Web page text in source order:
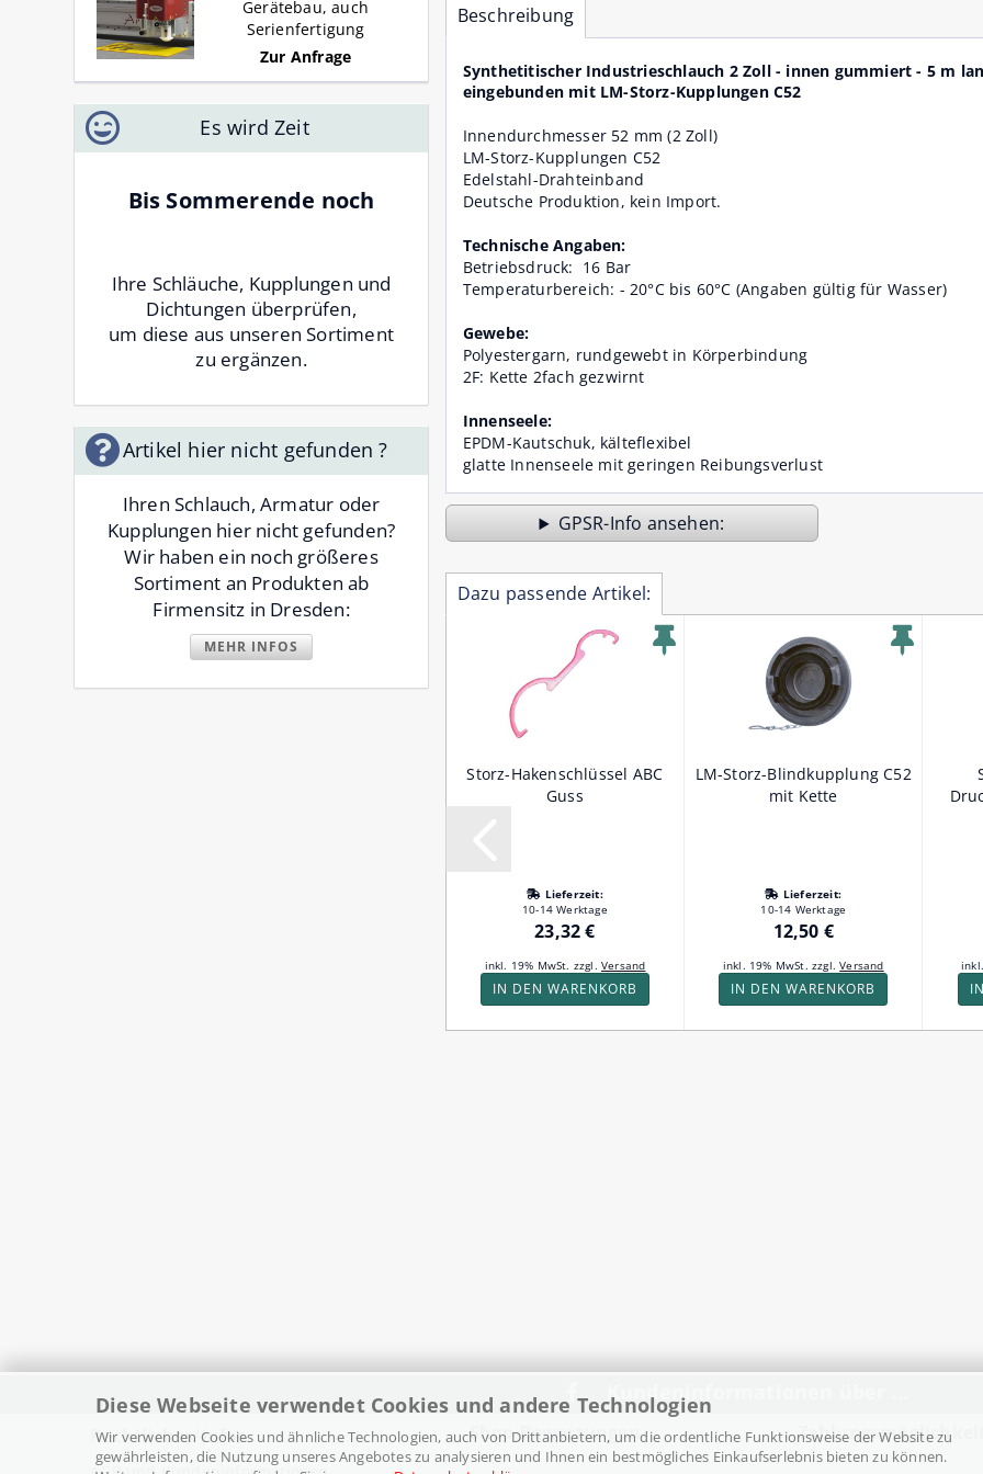
Diese Webseite verwendet Cookies und andere Technologien
Wir verwenden Cookies und ähnliche Technologien, auch von Drittanbietern, um die ordentliche Funktionsweise der Website zu
gewährleisten, die Nutzung unseres Angebotes zu analysieren und Ihnen ein bestmögliches Einkaufserlebnis bieten zu können.
Beschreibung
Synthetitischer Industrieschlauch 2 Zoll - innen gummiert - 5 m
eingebunden mit LM-Storz-Kupplungen C52
Innendurchmesser 52 mm (2 Zoll)
LM-Storz-Kupplungen C52
Edelstahl-Drahteinband
Deutsche Produktion, kein Import.
Technische Angaben:
Betriebsdruck: 16 Bar
Temperaturbereich: - 20°C bis 60°C (Angaben gültig für Wasser)
Gewebe:
Polyestergarn, rundgewebt in Körperbindung
2F: Kette 2fach gezwirnt
Innenseele:
EPDM-Kautschuk, kälteflexibel
glatte Innenseele mit geringen Reibungsverlust
GPSR-Info
Dazu passende Artikel:
Storz-Hakenschlüssel ABC
Guss
Lieferzeit:
10-14 Werktage
23,32 €
inkl. 19% MwSt. zzgl. Versand
IN DEN WARENKORB
LM-Storz-Blindkupplung C52
mit Kette
Lieferzeit:
10-14 Werktage
12,50 €
inkl. 19% MwSt. zzgl.Versand
IN DEN WARENKORB
Gerätebau, auch
Serienfertigung
Zur Anfrage
Es wird Zeit
Bis Sommerende noch
Ihre Schläuche, Kupplungen und
Dichtungen überprüfen,
um diese aus unseren Sortiment
zu ergänzen.
Artikel hier nicht gefunden ?
Ihren Schlauch, Armatur oder
Kupplungen hier nicht gefunden?
Wir haben ein noch größeres
Sortiment an Produkten ab
Firmensitz in Dresden:
MEHR INFOS
Kundeninformationen über ...
Rechtliches/Infos Shop-Bewertungen